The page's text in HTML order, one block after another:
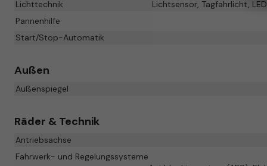
Lichttechnik
Lichtsensor, Tagfahrlicht,
Pannenhilfe
Start/Stop-Automatik
Außen
Außenspiegel
Räder & Technik
Antriebsachse
Fahrwerk- und Regelungssysteme